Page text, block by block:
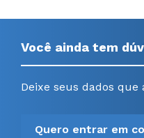
Você ainda tem
Deixe seus dados que
Quero entrar em